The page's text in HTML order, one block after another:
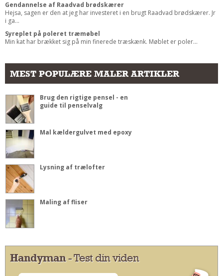
Gendannelse af Raadvad brødskærer
Hejsa, sagen er den at jeg har investeret i en brugt Raadvad brødskærer. Jr
i ga...
Syreplet på poleret træmøbel
Min kat har brækket sig på min finerede træskænk. Møblet er poler...
MEST POPULÆRE MALER ARTIKLER
Brug den rigtige pensel - en
guide til penselvalg
Mal kældergulvet med epoxy
Lysning af trælofter
Maling af fliser
Handyman- Test din viden